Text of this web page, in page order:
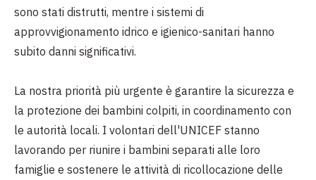
sono stati distrutti, mentre i sistemi di
approvvigionamento idrico e igienico-sanitari hanno
subito danni significativi.
La nostra priorità più urgente è garantire la sicurezza e
la protezione dei bambini colpiti, in coordinamento con
le autorità locali. I volontari dell'UNICEF stanno
lavorando per riunire i bambini separati alle loro
famiglie e sostenere le attività di ricollocazione delle